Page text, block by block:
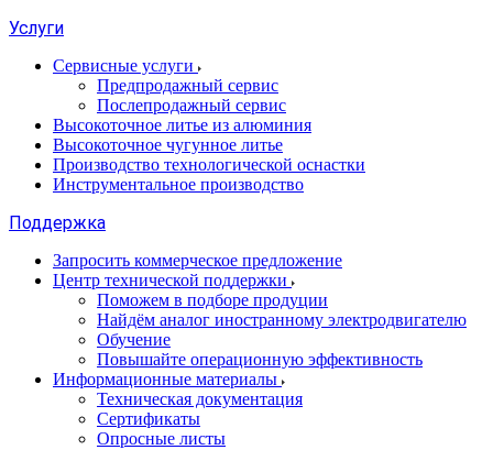
Услуги
Сервисные услуги
Предпродажный сервис
Послепродажный сервис
Высокоточное литье из алюминия
Высокоточное чугунное литье
Производство технологической оснастки
Инструментальное производство
Поддержка
Запросить коммерческое предложение
Центр технической поддержки
Поможем в подборе продуции
Найдём аналог иностранному электродвигателю
Обучение
Повышайте операционную эффективность
Информационные материалы
Техническая документация
Сертификаты
Опросные листы